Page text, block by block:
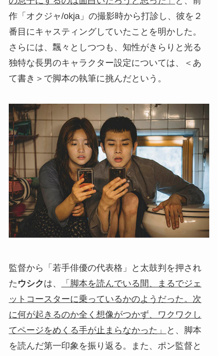
作「オクジャ/okja」の撮影時から打診し、彼を２
番目にキャスティングしていたことを明かした。
さらには、飄々としつつも、知性がきらりと光る
独特な長男のキャラクター設定については、＜あ
て書き＞で脚本の執筆に挑んだという。
監督から「若手俳優の代表格」と太鼓判を押され
た ウシクは、
「脚本を読んでいる間、まるでジェ
ットコースターに乗っているかのようだった。次
に何が起きるのか全く想像がつかず、ワクワクし
てページをめくる手が止まらなかった」
と、脚本
を読んだ第一印象を振り返る。また、ポン監督と